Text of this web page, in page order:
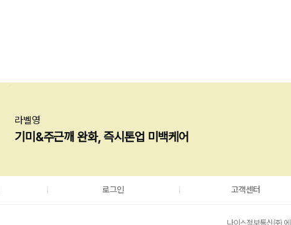
라벨영
기미&주근깨 완화, 즉시톤업 미백케어
로그인 고객센터
나이스정보통신㈜